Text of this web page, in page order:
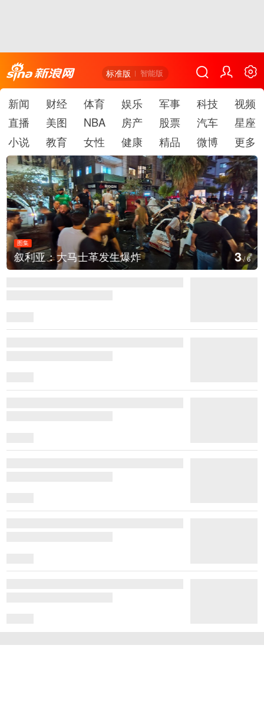
标准版 智能版
新闻 财经 体育 娱乐 军事 科技
视频
直播
美图 NBA 房产 股票 汽车
星座
小说
教育 女性 健康 精品 微博 更多
图集
叙利亚：大马士革发生爆炸 3/6